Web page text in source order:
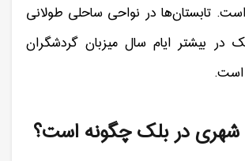
تابستان‌ها در نواحی ساحلی طولانی
بیشتر ایام سال میزبان گردشگران
است.
در بلک چگونه است؟